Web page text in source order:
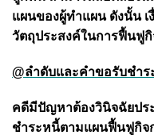
แผนของผู้ทำแผน ดังนั้น
วัตถุประสงค์ในการฟื้นฟู
@ลำดับและคำขอรับชำ
คดีมีปัญหาต้องวินิจฉัยปร
ชำระหนี้ตามแผนฟื้นฟูกิจ